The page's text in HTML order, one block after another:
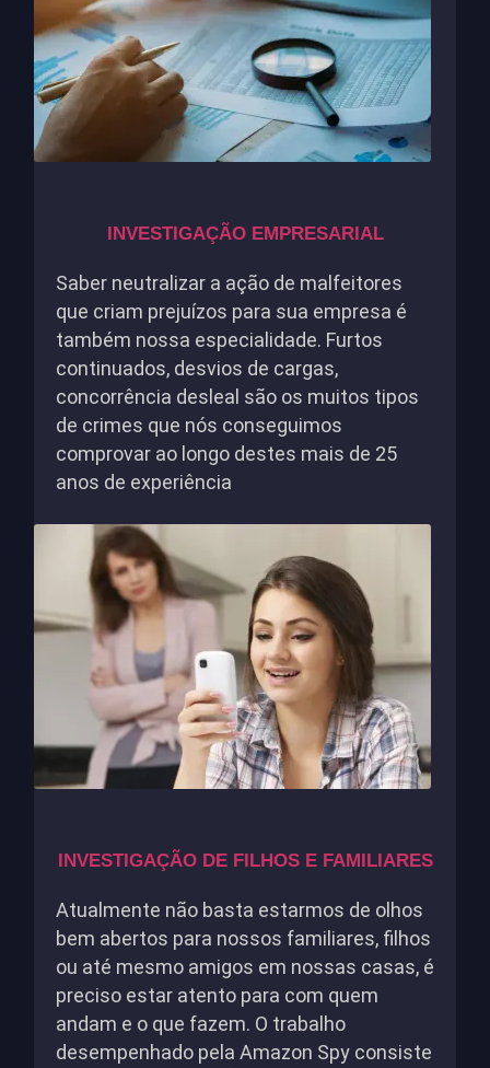
INVESTIGAÇÃO EMPRESARIAL
Saber neutralizar a ação de malfeitores
que criam prejuízos para sua empresa é
também nossa especialidade. Furtos
continuados, desvios de cargas,
concorrência desleal são os muitos tipos
de crimes que nós conseguimos
comprovar ao longo destes mais de 25
anos de experiência
INVESTIGAÇÃO DE FILHOS E FAMILIARES
Atualmente não basta estarmos de olhos
bem abertos para nossos familiares, filhos
ou até mesmo amigos em nossas casas, é
preciso estar atento para com quem
andam e o que fazem. O trabalho
desempenhado pela Amazon Spy consiste